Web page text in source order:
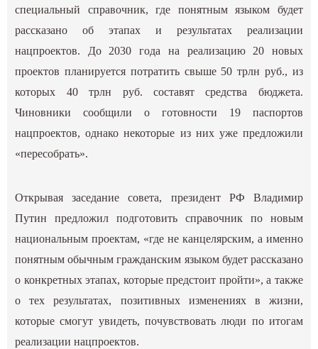
специальный справочник, где понятным языком будет
рассказано об этапах и результатах реализации
нацпроектов. До 2030 года на реализацию 20 новых
проектов планируется потратить свыше 50 трлн руб., из
которых 40 трлн руб. составят средства бюджета.
Чиновники сообщили о готовности 19 паспортов
нацпроектов, однако некоторые из них уже предложили
«пересобрать».
Открывая заседание совета, президент РФ Владимир
Путин предложил подготовить справочник по новым
национальным проектам, «где не канцелярским, а именно
понятным обычным гражданским языком будет рассказано
о конкретных этапах, которые предстоит пройти», а также
о тех результатах, позитивных изменениях в жизни,
которые смогут увидеть, почувствовать люди по итогам
реализации нацпроектов.